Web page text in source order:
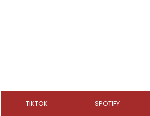
TIKTOK SPOTIFY